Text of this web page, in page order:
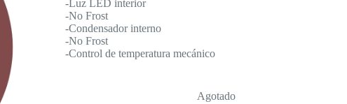
-Luz LED interior
-No Frost
-Condensador interno
-No Frost
-Control de temperatura mecánico
Agotado